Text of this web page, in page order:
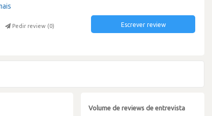
Pedir review (0) Escrever review
Volume de reviews de entrevista